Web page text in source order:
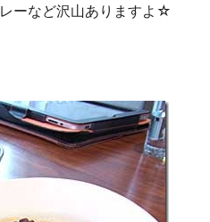
ーなど沢山ありますよ☆